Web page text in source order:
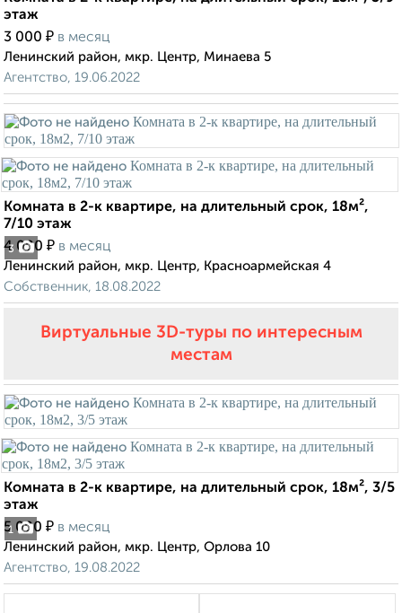
этаж
3 000 ₽ в месяц
Ленинский район, мкр. Центр, Минаева 5
Агентство, 19.06.2022
3
Комната в 2-к квартире, на длительный срок, 18м²,
7/10 этаж
4 000 ₽ в месяц
Ленинский район, мкр. Центр, Красноармейская 4
Собственник, 18.08.2022
Виртуальные 3D-туры по интересным
местам
1
Комната в 2-к квартире, на длительный срок, 18м², 3/5
этаж
5 000 ₽ в месяц
Ленинский район, мкр. Центр, Орлова 10
Агентство, 19.08.2022